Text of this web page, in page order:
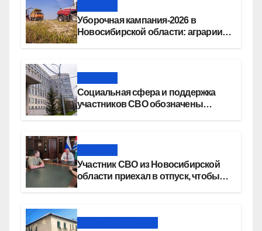
Уборочная кампания‑2026 в
Новосибирской области: аграрии
Социальная сфера и поддержка
участников СВО обозначены
Участник СВО из Новосибирской
области приехал в отпуск, чтобы